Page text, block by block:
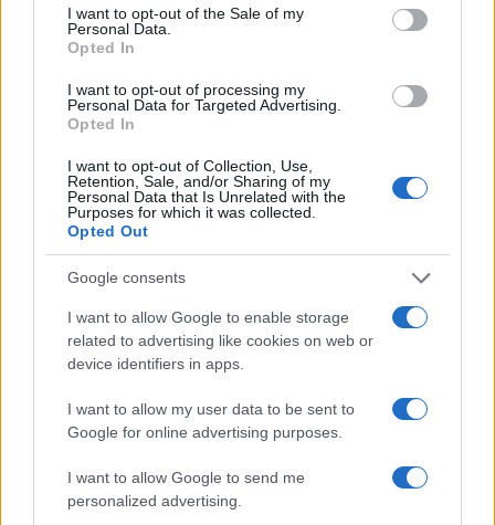
I want to opt-out of the Sale of my
Personal Data.
Opted In
I want to opt-out of processing my
Personal Data for Targeted Advertising.
Opted In
I want to opt-out of Collection, Use,
Retention, Sale, and/or Sharing of my
Personal Data that Is Unrelated with the
Purposes for which it was collected.
Opted Out
Google consents
I want to allow Google to enable storage
related to advertising like cookies on web or
device identifiers in apps.
I want to allow my user data to be sent to
Google for online advertising purposes.
I want to allow Google to send me
personalized advertising.
democrazia hanno guerreggiato molto più dei
Repubblicani.
Sul versante Repubblicano, diviso fra
Kissinger, si è potuta intravedere una maggior
capacità nel gestire gli affari esteri evitando
guerre “calde”. Come già anticipato, l’esplicito
credo nella strong defense
non è inteso come
pretesto per scatenare conflitti, semmai come
deterrenza necessaria al mantenimento della
stabilità globale. Al netto di interventi militari
negli anni Ottanta e Panama ad inizio anni
causato i disastri troppo spesso annunciati come
conseguenza devastante di tale approccio. Alla